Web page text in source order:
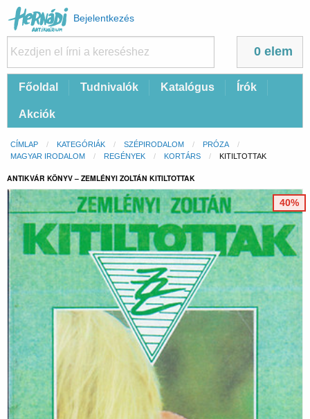
Felhasználói
fiók
menüje
Bejelentkezés
0 elem
FőFőoldal Tudnivalók Katalógus Írók
Akciók
Morzsa
CÍMLAP KATEGÓRIÁK SZÉPIRODALOM
PRÓZA
MAGYAR IRODALOM
REGÉNYEK KORTÁRS CURRENT:
KITILTOTTAK
ANTIKVÁR KÖNYV – ZEMLÉNYI ZOLTÁN KITILTOTTAK
40%